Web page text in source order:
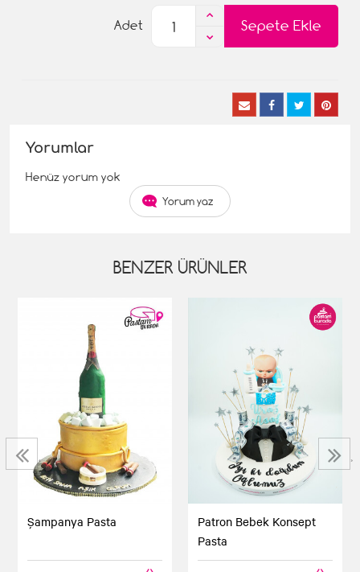
Sepete Ekle
Adet
Yorumlar
Henüz yorum yok
Yorum yaz
BENZER ÜRÜNLER
Şampanya Pasta
Patron Bebek Konsept
Pasta
‹ ›